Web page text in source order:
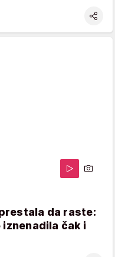
da raste:
čak i